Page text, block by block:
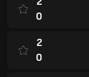
0
2
0